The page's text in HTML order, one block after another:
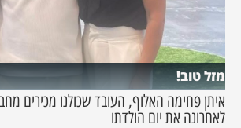
מזל טוב!
איתן פחימה האלוף, העובד שכולנו מכירים
לאחרונה את יום הולדתו